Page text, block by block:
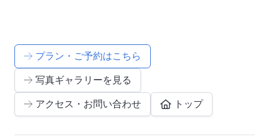
プラン・ご予約はこちら
写真ギャラリーを見る
アクセス・お問い合わせ トップ